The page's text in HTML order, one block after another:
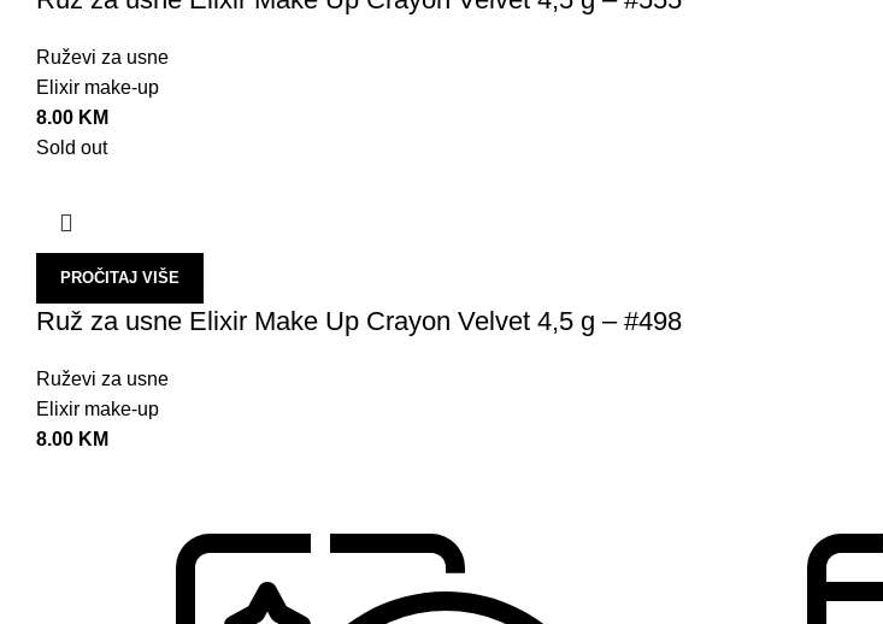
Ruževi za usne
Elixir make-up
8.00 KM
Sold out
PROČITAJ VIŠE
Ruž za usne Elixir Make Up Crayon Velvet 4,5 g – #498
Ruževi za usne
Elixir make-up
8.00 KM